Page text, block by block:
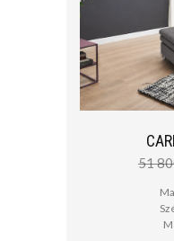
51